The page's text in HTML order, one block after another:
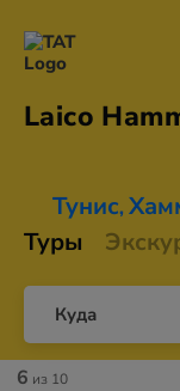
Laico
Тунис,
Туры
Куда
6 из 10